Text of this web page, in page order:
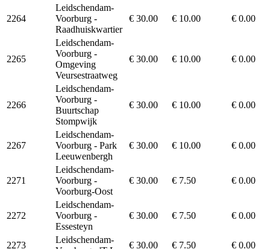
2264
Leidschendam-
Voorburg -
Raadhuiskwartier
€ 30.00 € 10.00 € 0.00
2265
Leidschendam-
Voorburg -
Omgeving
Veursestraatweg
€ 30.00 € 10.00 € 0.00
2266
Leidschendam-
Voorburg -
Buurtschap
Stompwijk
€ 30.00 € 10.00 € 0.00
2267
Leidschendam-
Voorburg - Park
Leeuwenbergh
€ 30.00 € 10.00 € 0.00
2271
Leidschendam-
Voorburg -
Voorburg-Oost
€ 30.00 € 7.50 € 0.00
2272
Leidschendam-
Voorburg -
Essesteyn
€ 30.00 € 7.50 € 0.00
2273
Leidschendam-
€ 30.00 € 7.50 € 0.00